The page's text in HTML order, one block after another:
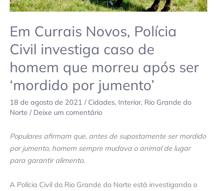
Em Currais Novos, Polícia
Civil investiga caso de
homem que morreu após ser
‘mordido por jumento’
18 de agosto de 2021 / Cidades, Interior, Rio Grande do
Norte / Deixe um comentário
Populares afirmam que, antes de supostamente ser mordido
por jumento, homem sempre mudava o animal de lugar
para garantir alimento.
A Polícia Civil do Rio Grande do Norte está investigando o
homem
morreu
após
ser
‘mordido
jumento’